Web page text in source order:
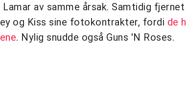
av samme årsak. Samtidig
og Kiss sine fotokontrakter, fordi de
. Nylig snudde også Guns 'N Roses.